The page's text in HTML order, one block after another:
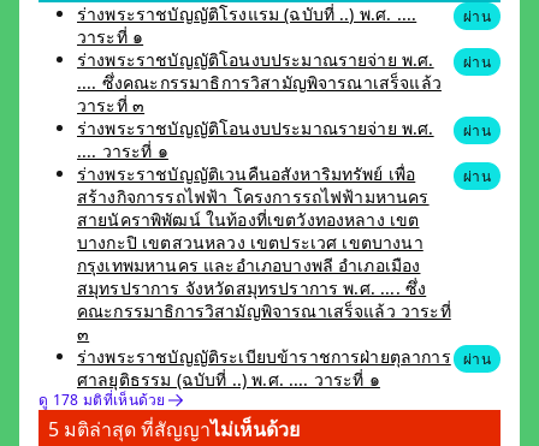
ร่างพระราชบัญญัติโรงแรม (ฉบับที่ ..) พ.ศ. ....
วาระที่ ๑
ผ่าน
ร่างพระราชบัญญัติโอนงบประมาณรายจ่าย พ.ศ.
.... ซึ่งคณะกรรมาธิการวิสามัญพิจารณาเสร็จแล้ว
วาระที่ ๓
ผ่าน
ร่างพระราชบัญญัติโอนงบประมาณรายจ่าย พ.ศ.
.... วาระที่ ๑
ผ่าน
ร่างพระราชบัญญัติเวนคืนอสังหาริมทรัพย์ เพื่อ
สร้างกิจการรถไฟฟ้า โครงการรถไฟฟ้ามหานคร
สายนัคราพิพัฒน์ ในท้องที่เขตวังทองหลาง เขต
บางกะปิ เขตสวนหลวง เขตประเวศ เขตบางนา
กรุงเทพมหานคร และอำเภอบางพลี อำเภอเมือง
สมุทรปราการ จังหวัดสมุทรปราการ พ.ศ. .... ซึ่ง
คณะกรรมาธิการวิสามัญพิจารณาเสร็จแล้ว วาระที่
๓
ผ่าน
ร่างพระราชบัญญัติระเบียบข้าราชการฝ่ายตุลาการ
ศาลยุติธรรม (ฉบับที่ ..) พ.ศ. .... วาระที่ ๑
ผ่าน
ดู 178 มติที่เห็นด้วย
5 มติล่าสุด ที่สัญญาไม่เห็นด้วย